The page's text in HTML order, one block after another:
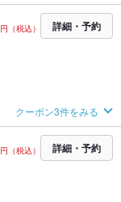
円（税込） 詳細・予約
クーポン3件をみる
円（税込） 詳細・予約